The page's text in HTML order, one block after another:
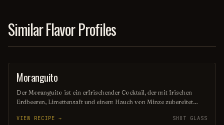
Similar Flavor Profiles
SHOT
Moranguito
Der Moranguito ist ein erfrischender Cocktail, der mit frischen
Erdbeeren, Limettensaft und einem Hauch von Minze zubereitet
oder Prosecco verfeinert, um ein spritziges Erlebnis zu bieten. Ideal
VIEW RECIPE → SHOT GLASS